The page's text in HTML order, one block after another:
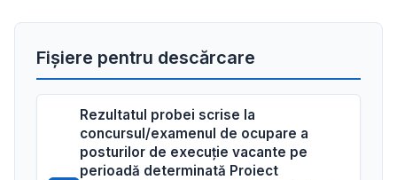
Fișiere pentru descărcare
Rezultatul probei scrise la
concursul/examenul de ocupare a
posturilor de execuție vacante pe
perioadă determinată Proiect